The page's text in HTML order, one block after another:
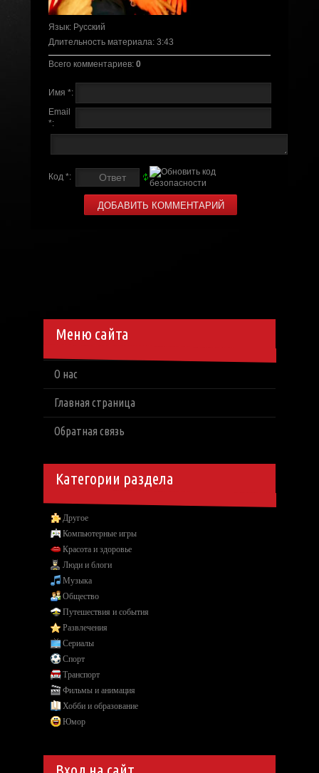
Язык: Русский
Длительность материала: 3:43
Всего комментариев: 0
Имя *:
Email
*:
Код *:
Меню сайта
О нас
Главная страница
Обратная связь
Категории раздела
Другое
Компьютерные игры
Красота и здоровье
Люди и блоги
Музыка
Общество
Путешествия и события
Развлечения
Сериалы
Спорт
Транспорт
Фильмы и анимация
Хобби и образование
Юмор